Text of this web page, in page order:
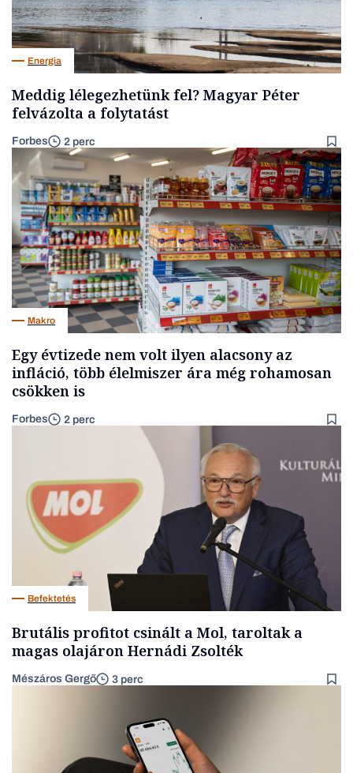
Energia
Meddig lélegezhetünk fel? Magyar Péter
felvázolta a folytatást
Forbes 2 perc
Makro
Egy évtizede nem volt ilyen alacsony az
infláció, több élelmiszer ára még rohamosan
csökken is
Forbes 2 perc
Befektetés
Brutális profitot csinált a Mol, taroltak a
magas olajáron Hernádi Zsolték
Mészáros Gergő 3 perc